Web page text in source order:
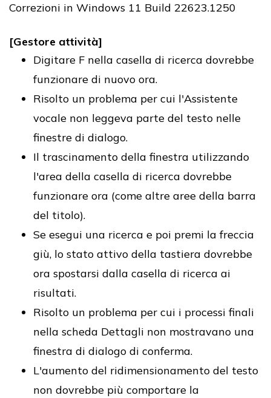
Correzioni in Windows 11 Build 22623.1250
[Gestore attività]
Digitare F nella casella di ricerca dovrebbe
funzionare di nuovo ora.
Risolto un problema per cui l'Assistente
vocale non leggeva parte del testo nelle
finestre di dialogo.
Il trascinamento della finestra utilizzando
l'area della casella di ricerca dovrebbe
funzionare ora (come altre aree della barra
del titolo).
Se esegui una ricerca e poi premi la freccia
giù, lo stato attivo della tastiera dovrebbe
ora spostarsi dalla casella di ricerca ai
risultati.
Risolto un problema per cui i processi finali
nella scheda Dettagli non mostravano una
finestra di dialogo di conferma.
L'aumento del ridimensionamento del testo
non dovrebbe più comportare la